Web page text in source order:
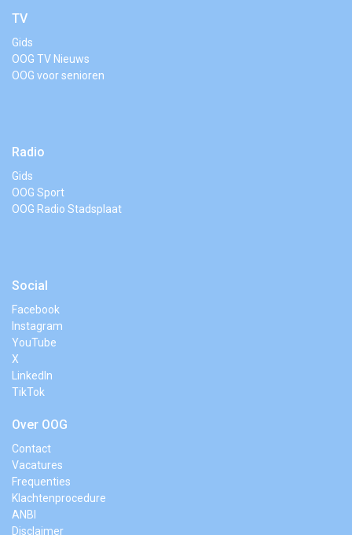
TV
Gids
OOG TV Nieuws
OOG voor senioren
Radio
Gids
OOG Sport
OOG Radio Stadsplaat
Social
Facebook
Instagram
YouTube
X
LinkedIn
TikTok
Over OOG
Contact
Vacatures
Frequenties
Klachtenprocedure
ANBI
Disclaimer